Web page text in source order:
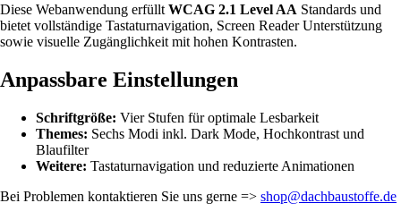
Diese Webanwendung erfüllt WCAG 2.1 Level AA Standards und
bietet vollständige Tastaturnavigation, Screen Reader Unterstützung
sowie visuelle Zugänglichkeit mit hohen Kontrasten.
Anpassbare Einstellungen
Schriftgröße: Vier Stufen für optimale Lesbarkeit
Themes: Sechs Modi inkl. Dark Mode, Hochkontrast und
Blaufilter
Weitere: Tastaturnavigation und reduzierte Animationen
Bei Problemen kontaktieren Sie uns gerne => shop@dachbaustoffe.de